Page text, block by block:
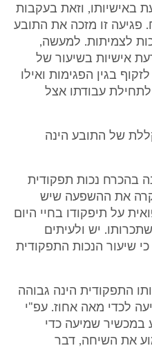
באישיותו, וזאת בעקבות
פגיעה זו מזכה את התובע
חוו"ד המומחה ב- 5% נכות לצמיתות. למעשה,
אישיות בשיעור של
מתוכם יש לזקוף בגין הפגימות ואילו
לתחילת עבודתו אצל
של התובע הינה
בהכרח נכות תפקודית
את ההשפעה שיש
על תיפקודו בחיי היום
יש ולעיתים
שיעור הנכות התפקודית
התפקודית הינה גבוהה
לכדי מאה אחוז. עפ"י
במכשיר שמיעה כדי
את השיחה, דבר